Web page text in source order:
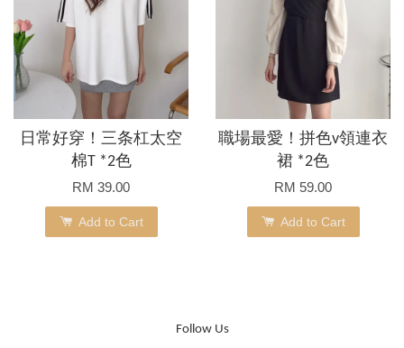
日常好穿！三条杠太空
棉T *2色
RM 39.00
Add to Cart
職場最愛！拼色v領連衣
裙 *2色
RM 59.00
Add to Cart
Follow Us